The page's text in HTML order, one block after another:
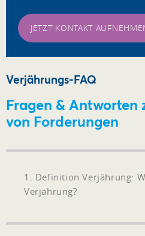
JETZT KONTAKT
Verjährungs-FAQ
Fragen & Antworten
von Forderungen
1. Definition Verjährung:
Verjährung?